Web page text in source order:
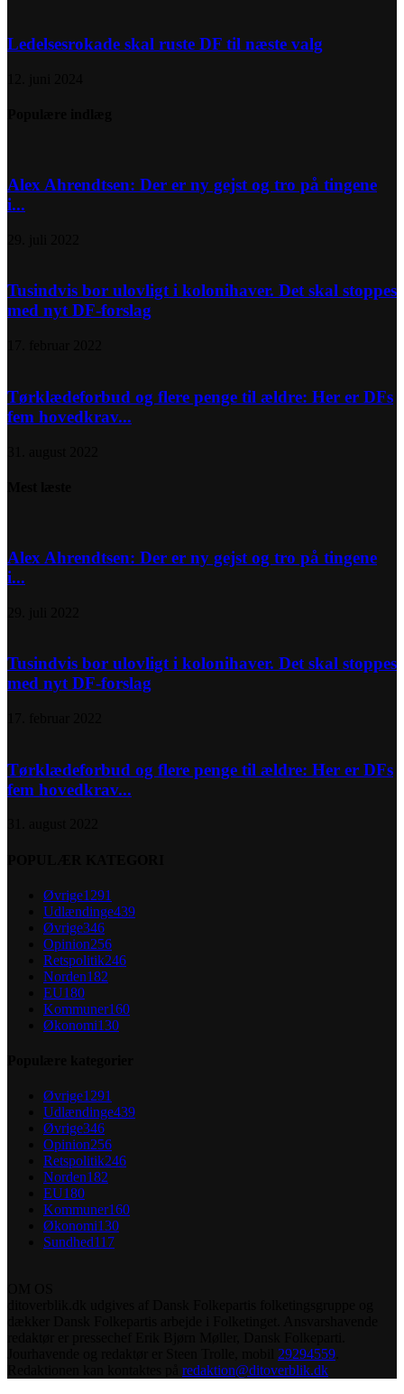
Ledelsesrokade skal ruste DF til næste valg
Alex Ahrendtsen: Der er ny gejst og tro på tingene
i...
Tusindvis bor ulovligt i kolonihaver. Det skal stoppes
med nyt DF-forslag
Tørklædeforbud og flere penge til ældre: Her er DFs
fem hovedkrav...
Alex Ahrendtsen: Der er ny gejst og tro på tingene
i...
Tusindvis bor ulovligt i kolonihaver. Det skal stoppes
med nyt DF-forslag
Tørklædeforbud og flere penge til ældre: Her er DFs
fem hovedkrav...
Øvrige1291
Udlændinge439
Øvrige346
Opinion256
Retspolitik246
Norden182
EU180
Kommuner160
Økonomi130
Øvrige1291
Udlændinge439
Øvrige346
Opinion256
Retspolitik246
Norden182
EU180
Kommuner160
Økonomi130
Sundhed117
29294559
redaktion@ditoverblik.dk